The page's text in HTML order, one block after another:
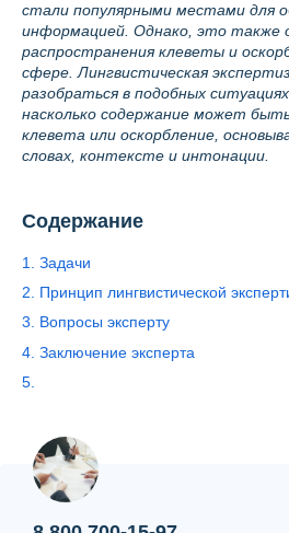
info@pravur.ru
Услуги
Блог
Стоимость
Вопрос-ответ
О нас
стали популярными местами для
информацией. Однако, это также
распространения клеветы и
сфере. Лингвистическая
разобраться в подобных
насколько содержание может
клевета или оскорбление,
словах, контексте и интонации.
Содержание
1. Задачи
2. Принцип лингвистической
3. Вопросы эксперту
4. Заключение эксперта
5.